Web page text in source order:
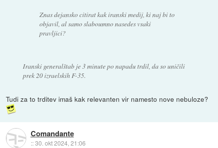
Znas dejansko citirat kak iranski medij, ki naj bi to
objavil, al samo slaboumno nasedes vsaki
pravljici?
Iranski generalštab je 3 minute po napadu trdil, da so uničili
prek 20 izraelskih F-35.
Tudi za to trditev imaš kak relevanten vir namesto nove nebuloze?
Comandante
::30. okt 2024, 21:06